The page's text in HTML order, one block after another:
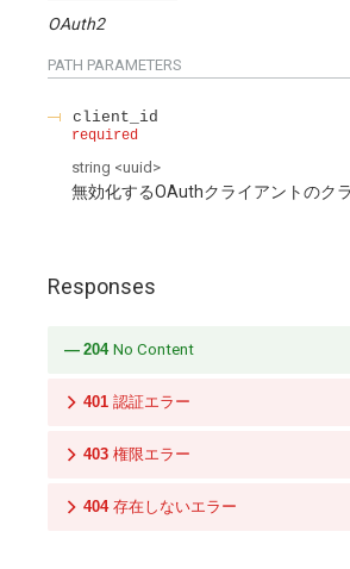
OAuth2
PATH PARAMETERS
client_id
required
string <uuid >
無効化するOAuthクライアントのク
Responses
204 No Content
401 認証エラー
403 権限エラー
404 存在しないエラー